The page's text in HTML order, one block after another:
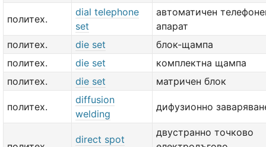
политех.
dial telephone
set
автоматичен
апарат
политех.
die set
блок-щампа
политех.
die set
комплектна щампа
политех.
die set матричен блок
политех.
diffusion
welding
дифузионно
direct spot
двустранно точково